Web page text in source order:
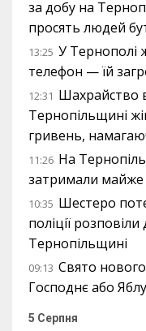
за добу на
просять людей
13:25 У Тернополі
телефон — їй
12:31 Шахрайство
Тернопільщині
гривень,
11:26 На
затримали майже
10:35 Шестеро
поліції
Тернопільщині
09:13 Свято
Господнє або
5 Серпня